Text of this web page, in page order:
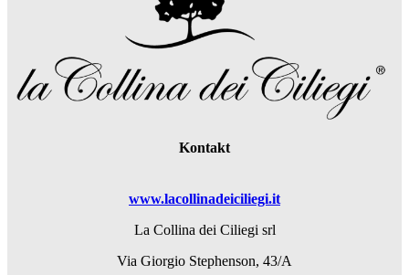
Kontakt
www.lacollinadeiciliegi.it
La Collina dei Ciliegi srl
Via Giorgio Stephenson, 43/A